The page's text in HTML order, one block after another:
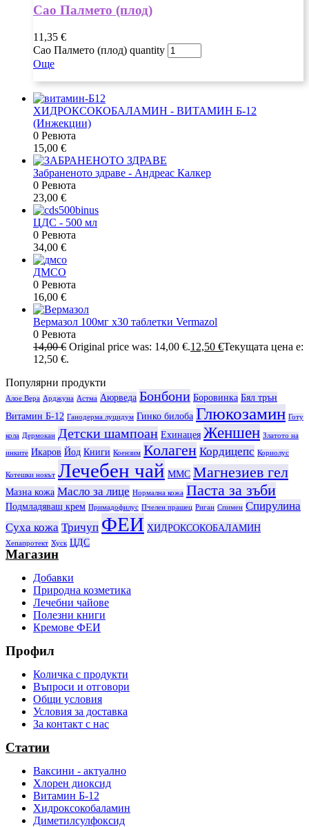
Сао Палмето (плод)
11,35 €
Сао Палмето (плод) quantity
Още
ХИДРОКСОКОБАЛАМИН - ВИТАМИН Б-12
(Инжекции)
0 Ревюта
15,00 €
Забраненото здраве - Андреас Калкер
0 Ревюта
23,00 €
ЦДС - 500 мл
0 Ревюта
34,00 €
ДМСО
0 Ревюта
16,00 €
Вермазол 100мг х30 таблетки Vermazol
0 Ревюта
14,00€ Original price was: 14,00 €.12,50 €Текущата цена е:
12,50 €.
Популярни продукти
Алое Вера Арджуна Астма Аюрведа Бонбони Боровинка Бял трън
Витамин Б-12 Ганодерма луцидум Гинко билоба Глюкозамин Готу
кола Дермокан Детски шампоан Ехинацея Женшен Златото на
инките Икаров Йод Книги Коензим Колаген Кордицепс Кориолус
Котешки нокът Лечебен чай ММС Магнезиев гел
Мазна кожа Масло за лице Нормална кожа Паста за зъби
Подмладяващ крем Примадофилус Пчелен прашец Риган Спимен Спирулина
Суха кожа Тричуп ФЕИ ХИДРОКСОКОБАЛАМИН
Хепапротект Хуск ЦДС
Магазин
Добавки
Природна козметика
Лечебни чайове
Полезни книги
Кремове ФЕИ
Профил
Количка с продукти
Въпроси и отговори
Общи условия
Условия за доставка
За контакт с нас
Статии
Ваксини - актуално
Хлорен диоксид
Витамин Б-12
Хидроксокобаламин
Диметилсулфоксид